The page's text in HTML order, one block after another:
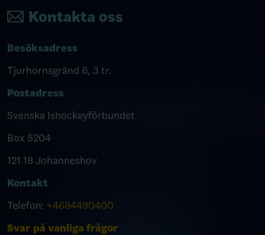
Kontakta oss
Besöksadress
Tjurhornsgränd 6, 3 tr.
Postadress
Svenska Ishockeyförbundet
Box 5204
121 18 Johanneshov
Kontakt
Telefon: +4684490400
Svar på vanliga frågor